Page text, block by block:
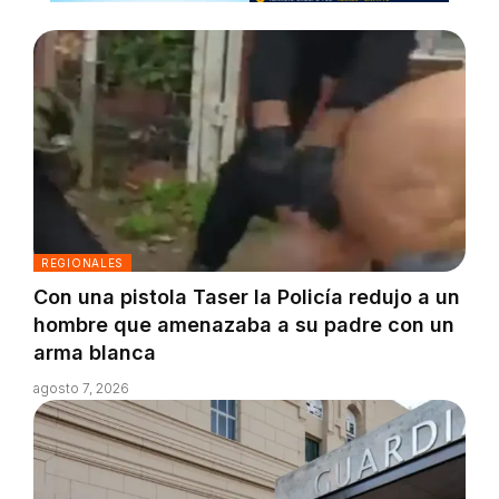
REGIONALES
Con una pistola Taser la Policía redujo a un
hombre que amenazaba a su padre con un
arma blanca
agosto 7, 2026